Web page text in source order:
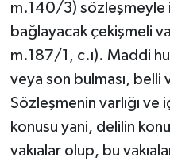
m.140/3) sözleşmeyle
bağlayacak çekişmeli
m.187/1, c.ı). Maddi
veya son bulması, belli
Sözleşmenin varlığı ve
konusu yani, delilin
vakıalar olup, bu